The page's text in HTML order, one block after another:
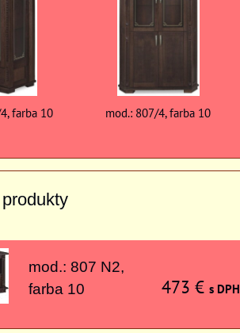
farba 10 mod.: 807/4, farba 10
mod.: 807 N2,
farba 10
473 € s DPH